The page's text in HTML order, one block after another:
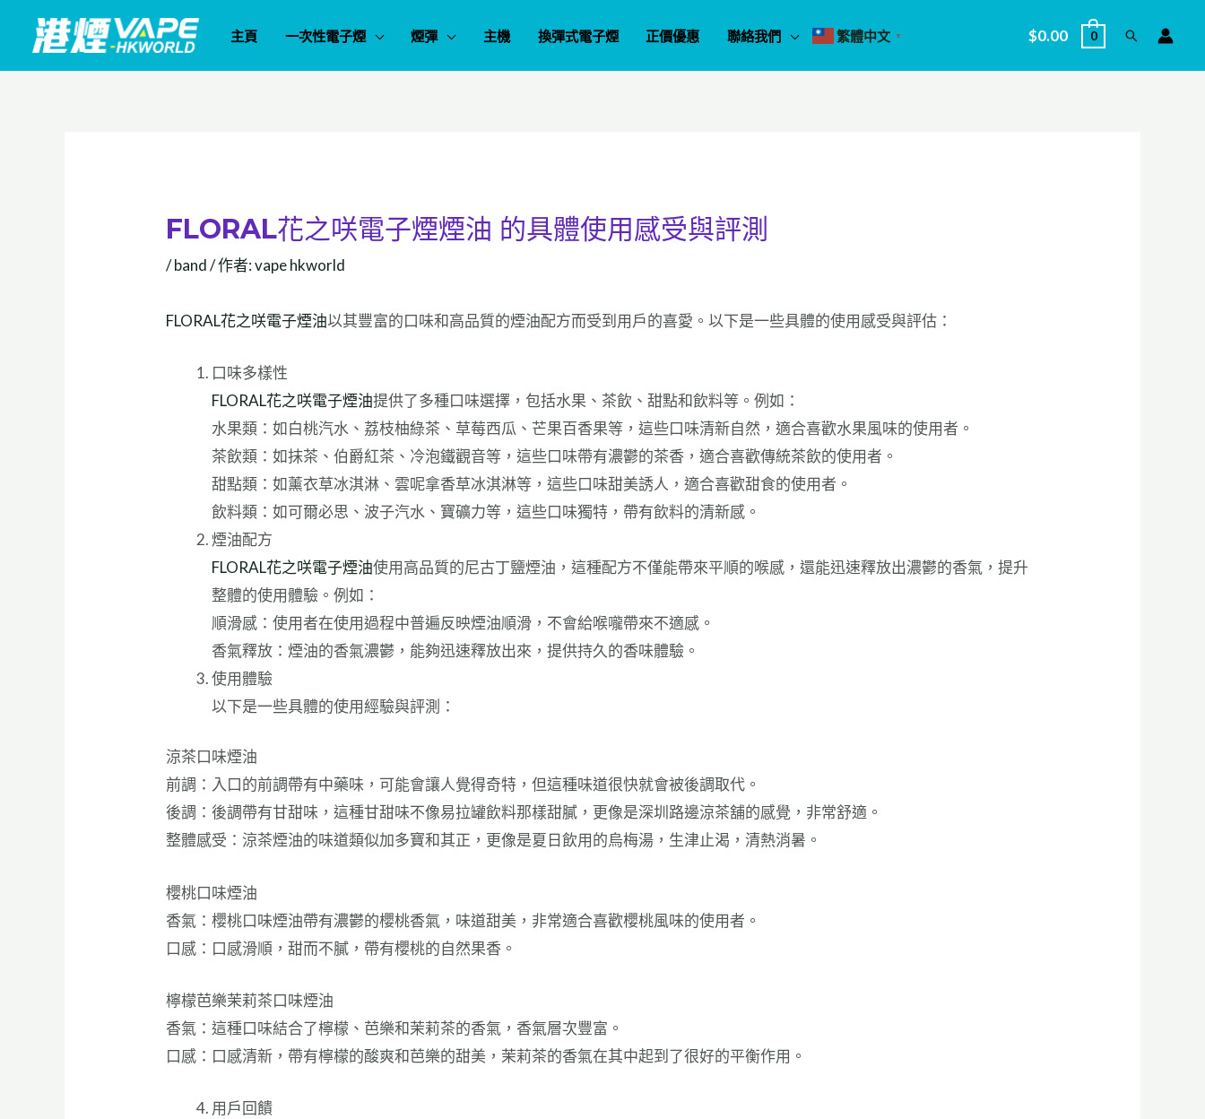
主
主頁 一次性電子煙 煙彈 主機 換彈式電子煙 正價優惠 聯絡我們 繁體中文 ▼ $0.00 0
搜
FLORAL花之咲電子煙煙油 的具體使用感受與評測
/band/ 作者:vape hkworld
FLORAL花之咲電子煙油以其豐富的口味和高品質的煙油配方而受到用戶的喜愛。以下是一些具體的使用感受與評估：
口味多樣性
FLORAL花之咲電子煙油提供了多種口味選擇，包括水果、茶飲、甜點和飲料等。例如：
水果類：如白桃汽水、荔枝柚綠茶、草莓西瓜、芒果百香果等，這些口味清新自然，適合喜歡水果風味的使用者。
茶飲類：如抹茶、伯爵紅茶、冷泡鐵觀音等，這些口味帶有濃鬱的茶香，適合喜歡傳統茶飲的使用者。
甜點類：如薰衣草冰淇淋、雲呢拿香草冰淇淋等，這些口味甜美誘人，適合喜歡甜食的使用者。
飲料類：如可爾必思、波子汽水、寶礦力等，這些口味獨特，帶有飲料的清新感。
煙油配方
FLORAL花之咲電子煙油使用高品質的尼古丁鹽煙油，這種配方不僅能帶來平順的喉感，還能迅速釋放出濃鬱的香氣，提升
整體的使用體驗。例如：
順滑感：使用者在使用過程中普遍反映煙油順滑，不會給喉嚨帶來不適感。
香氣釋放：煙油的香氣濃鬱，能夠迅速釋放出來，提供持久的香味體驗。
使用體驗
以下是一些具體的使用經驗與評測：
涼茶口味煙油
前調：入口的前調帶有中藥味，可能會讓人覺得奇特，但這種味道很快就會被後調取代。
後調：後調帶有甘甜味，這種甘甜味不像易拉罐飲料那樣甜膩，更像是深圳路邊涼茶舖的感覺，非常舒適。
整體感受：涼茶煙油的味道類似加多寶和其正，更像是夏日飲用的烏梅湯，生津止渴，清熱消暑。
櫻桃口味煙油
香氣：櫻桃口味煙油帶有濃鬱的櫻桃香氣，味道甜美，非常適合喜歡櫻桃風味的使用者。
口感：口感滑順，甜而不膩，帶有櫻桃的自然果香。
檸檬芭樂茉莉茶口味煙油
香氣：這種口味結合了檸檬、芭樂和茉莉茶的香氣，香氣層次豐富。
口感：口感清新，帶有檸檬的酸爽和芭樂的甜美，茉莉茶的香氣在其中起到了很好的平衡作用。
用戶回饋